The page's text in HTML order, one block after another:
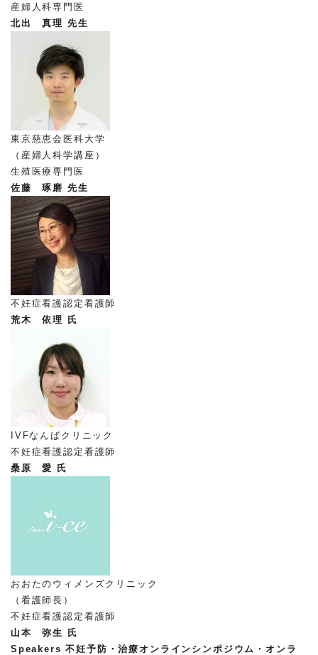
産婦人科専門医
北出 真理 先生
東京慈恵会医科大学
（産婦人科学講座）
生殖医療専門医
佐藤 琢磨 先生
不妊症看護認定看護師
荒木 依理 氏
IVFなんばクリニック
不妊症看護認定看護師
桑原 愛 氏
おおたのウィメンズクリニック
（看護師長）
不妊症看護認定看護師
山本 弥生 氏
Speakers 不妊予防・治療オンラインシンポジウム・オンラ